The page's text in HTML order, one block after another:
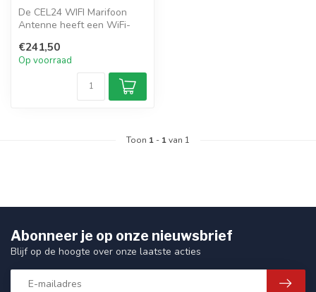
De CEL24 WIFI Marifoon
Antenne heeft een WiFi-
vrouwelijke co...
€241,50
Op voorraad
Toon 1 - 1van 1
Abonneer je op onze nieuwsbrief
Blijf op de hoogte over onze laatste acties